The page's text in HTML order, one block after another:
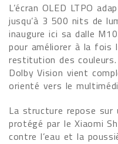
L’écran OLED LTPO
jusqu’à 3 500 nits de
inaugure ici sa dalle
pour améliorer à la fois
restitution des
Dolby Vision vient
orienté vers le
La structure repose sur
protégé par le Xiaomi
contre l’eau et la